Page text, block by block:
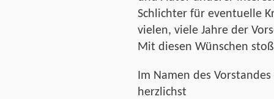
Schlichter für eventuelle
vielen, viele Jahre der
Mit diesen Wünschen
Im Namen des
herzlichst